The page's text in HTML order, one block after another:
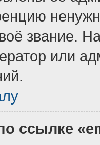
звание.
или
ссылке